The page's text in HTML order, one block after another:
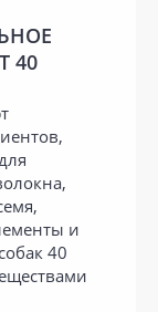
40
и
40